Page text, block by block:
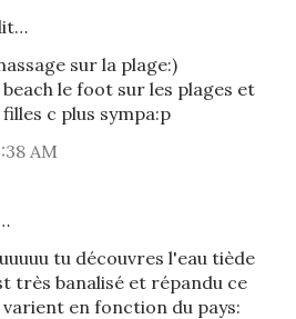
sur la plage:)
le foot sur les plages et
c plus sympa:p
AM
tu découvres l'eau tiède
très banalisé et répandu ce
en fonction du pays: